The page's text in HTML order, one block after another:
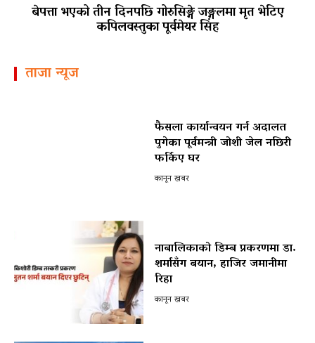
बेपत्ता भएको तीन दिनपछि गोरुसिङ्गे जङ्गलमा मृत भेटिए
कपिलवस्तुका पूर्वमेयर सिंह
ताजा न्यूज
फैसला कार्यान्वयन गर्न अदालत
पुगेका पूर्वमन्त्री जोशी जेल नछिरी
फर्किए घर
कानून खबर
नाबालिकाको डिम्ब प्रकरणमा डा.
शर्मासँग बयान, हाजिर जमानीमा
रिहा
कानून खबर